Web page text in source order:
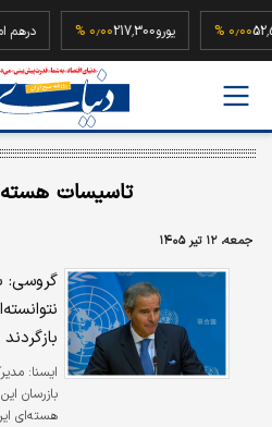
52,500,000 یورو217,300
تاسیسات هسته
جمعه، ۱۲ تیر ۱۴۰۵
گروسی:
بازگردند
ايسنا:
بازرسان
هسته‌ای